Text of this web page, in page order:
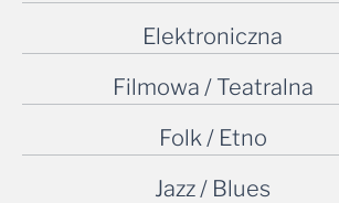
Elektroniczna
Filmowa / Teatralna
Folk / Etno
Jazz / Blues